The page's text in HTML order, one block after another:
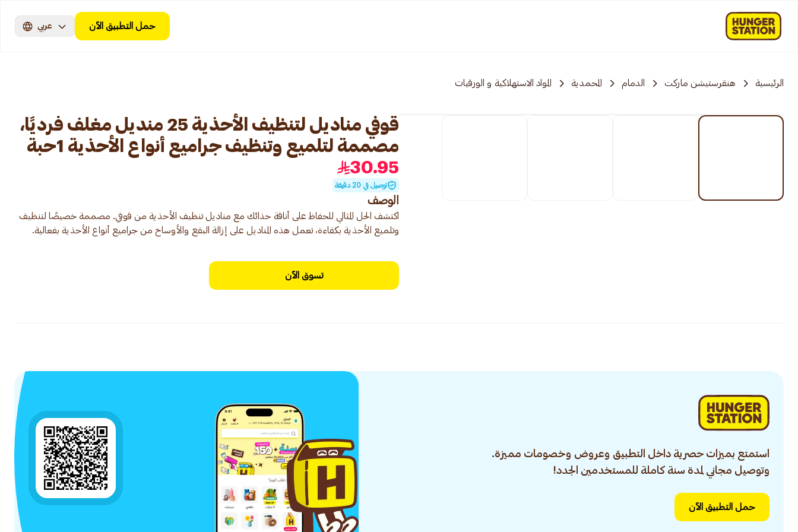
حمل التطبيق الآن عربي
الرئيسية هنقرستيشن ماركت الدمام المحمدية المواد الاستهلاكية و الورقيات
قوفي مناديل لتنظيف الأحذية 25 منديل مغلف فرديًا،
مصممة لتلميع وتنظيف جراميع أنواع الأحذية 1حبة
30.95
توصيل في 20 دقيقة
الوصف
اكتشف الحل المثالي للحفاظ على أناقة حذائك مع مناديل تنظيف الأحذية من قوفي. مصممة خصيصًا لتنظيف
وتلميع الأحذية بكفاءة، تعمل هذه المناديل على إزالة البقع والأوساخ من جراميع أنواع الأحذية بفعالية.
تسوق الآن
استمتع بميزات حصرية داخل التطبيق وعروض وخصومات مميزة.
وتوصيل مجاني لمدة سنة كاملة للمستخدمين الجدد!
حمل التطبيق الآن